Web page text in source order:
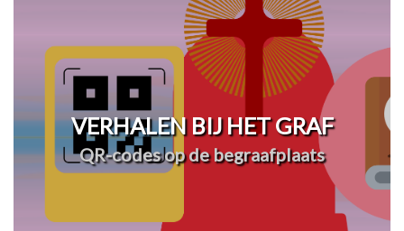
VERHALEN BIJ HET GRAF
QR-codes op de begraafplaats